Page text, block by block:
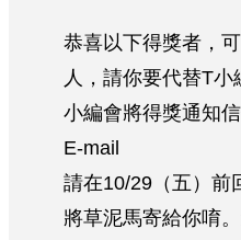
恭喜以下得獎者，
人，請你要代替T小
小編會將得獎通知
E-mail
請在10/29（五）前
將草泥馬寄給你唷